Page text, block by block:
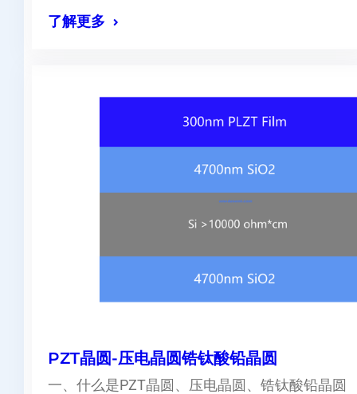
了解更多
PZT晶圆-压电晶圆锆钛酸铅晶圆
一、什么是PZT晶圆、压电晶圆、锆钛酸铅晶圆